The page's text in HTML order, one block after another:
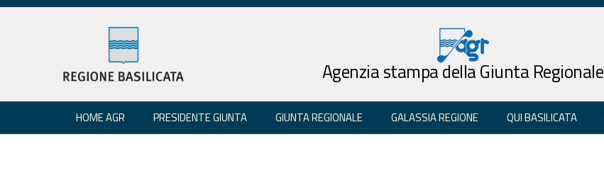
Agenzia stampa della Giunta Regionale
HOME AGR PRESIDENTE GIUNTA GIUNTA REGIONALE GALASSIA REGIONE QUI BASILICATA